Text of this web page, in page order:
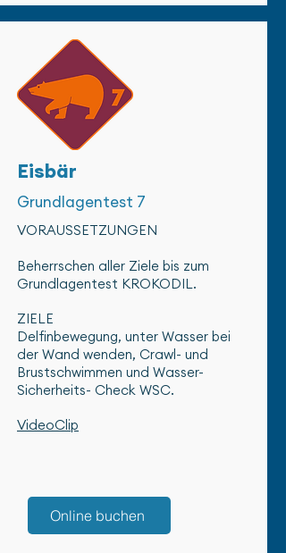
Eisbär
Grundlagentest 7
VORAUSSETZUNGEN
Beherrschen aller Ziele bis zum
Grundlagentest KROKODIL.
ZIELE
Delfinbewegung, unter Wasser bei
der Wand wenden, Crawl- und
Brustschwimmen und Wasser-
Sicherheits- Check WSC.
VideoClip
Online buchen